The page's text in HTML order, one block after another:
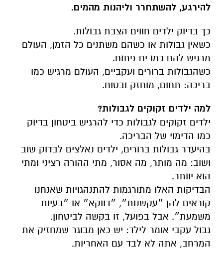
להירגע, להשתחרר וליהנות מהמים.
כך בדיוק ילדים חווים הצבת גבולות.
כשאין גבולות או כשהם משתנים כל הזמן, העולם
מרגיש להם כמו ים פתוח.
כשהגבולות ברורים ועקביים, העולם מרגיש כמו
בריכה: תחום, מוחזק ובטוח.
למה ילדים זקוקים לגבולות?
ילדים זקוקים לגבולות כדי להרגיש ביטחון בדיוק
כמו הדימוי של הבריכה.
בהיעדר גבולות ברורים, ילדים נאלצים לבדוק שוב
ושוב: מה מותר, מה אסור, מתי ההורה רציני ומתי
הוא יוותר.
הבדיקות האלו מתורגמות להתנהגויות שאנחנו
קוראים להן ״עקשנות״, ״דווקא״ או ״בעיות
משמעת״. אבל בפועל, זו בקשה לביטחון.
גבול עקבי אומר לילד: יש כאן מבוגר שמחזיק את
המרחב, אתה לא לבד עם האחריות.